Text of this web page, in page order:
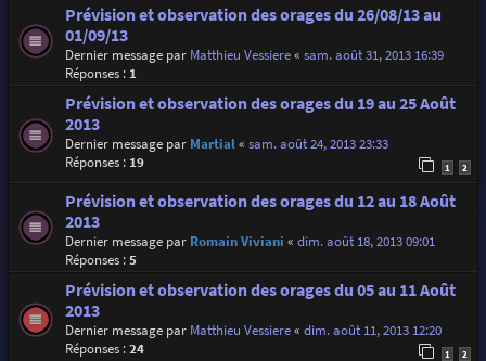
Prévision et observation des orages du 26/08/13 au
01/09/13
Dernier message par Matthieu Vessiere« sam. août 31, 2013 16:39
Réponses : 1
Prévision et observation des orages du 19 au 25 Août
2013
Dernier message par Martial« sam. août 24, 2013 23:33
Réponses : 19 1 2
Prévision et observation des orages du 12 au 18 Août
2013
Dernier message par Romain Viviani « dim. août 18, 2013 09:01
Réponses :5
Prévision et observation des orages du 05 au 11 Août
2013
Dernier message par Matthieu Vessiere« dim. août 11, 2013 12:20
Réponses :24 1 2